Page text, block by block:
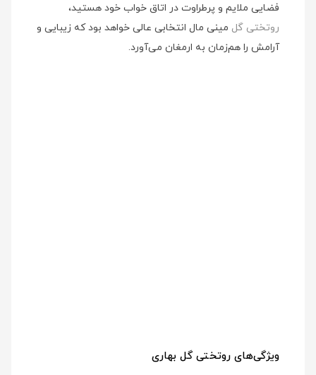
فضایی ملایم و پرطراوت در اتاق خواب خود هستید،
روتختی گل مینی‌ مال انتخابی عالی خواهد بود که زیبایی و
آرامش را هم‌زمان به ارمغان می‌آورد.
ویژگی‌های روتختی گل بهاری